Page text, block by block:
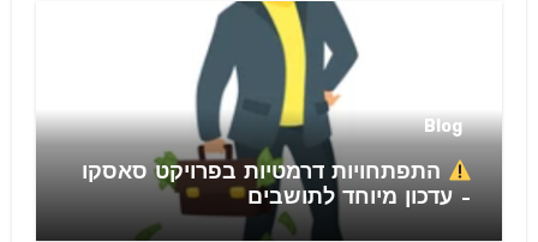
Blog
התפתחויות דרמטיות בפרויקט סאסקו
– עדכון מיוחד לתושבים